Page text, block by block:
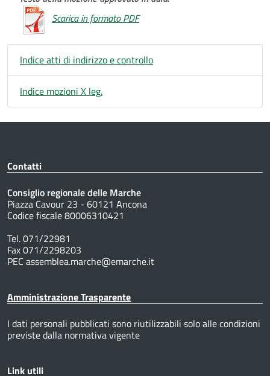
Scarica in formato PDF
Indice atti di indirizzo e controllo
Indice mozioni X leg.
Contatti
Consiglio regionale delle Marche
Piazza Cavour 23 - 60121 Ancona
Codice fiscale 80006310421
Tel. 071/22981
Fax 071/2298203
PEC assemblea.marche@emarche.it
Amministrazione Trasparente
I dati personali pubblicati sono riutilizzabili solo alle condizioni
previste dalla normativa vigente
Link utili